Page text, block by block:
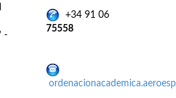
-
+34 91 06
75558